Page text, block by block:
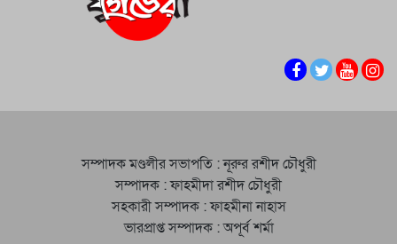
সম্পাদক মণ্ডলীর সভাপতি : নূরুর রশীদ চৌধুরী
সম্পাদক : ফাহমীদা রশীদ চৌধুরী
সহকারী সম্পাদক : ফাহমীনা নাহাস
ভারপ্রাপ্ত সম্পাদক : অপূর্ব শর্মা